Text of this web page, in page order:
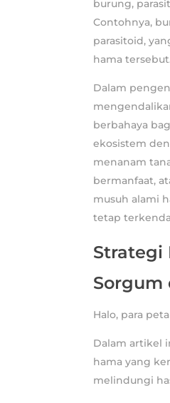
burung,
Contohnya,
parasitoid,
hama
Dalam
berbahaya
ekosistem
menanam
bermanfaat,
musuh alami
tetap
Strategi
Sorgum
Halo, para
Dalam artikel
hama yang
melindungi